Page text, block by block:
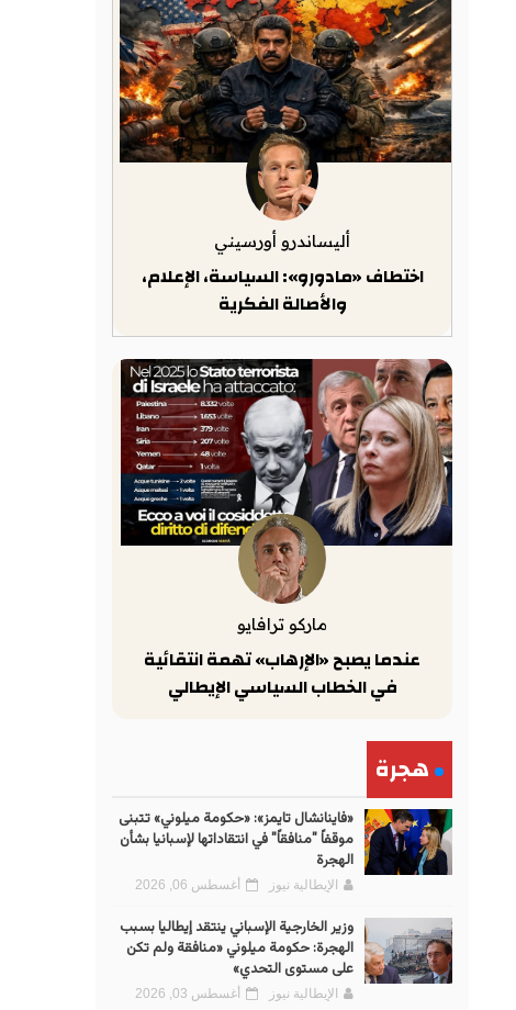
أليساندرو أورسيني
اختطاف «مادورو»: السياسة، الإعلام،
والأصالة الفكرية
ماركو ترافايو
عندما يصبح «الإرهاب» تهمة انتقائية
في الخطاب السياسي الإيطالي
هجرة
«فاينانشال تايمز»: «حكومة ميلوني» تتبنى
موقفاً "منافقاً" في انتقاداتها لإسبانيا بشأن
الهجرة
الإيطالية نيوز أغسطس 06, 2026
وزير الخارجية الإسباني ينتقد إيطاليا بسبب
الهجرة: حكومة ميلوني «منافقة ولم تكن
على مستوى التحدي»
الإيطالية نيوز أغسطس 03, 2026